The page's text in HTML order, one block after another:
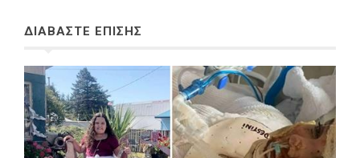
ΔΙΑΒΑΣΤΕ ΕΠΙΣΗΣ